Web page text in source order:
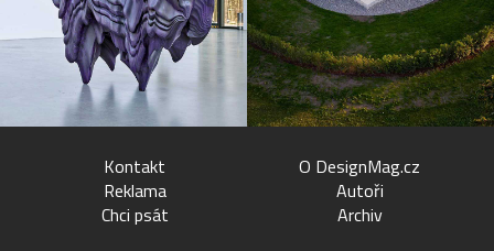
Kontakt
Reklama
Chci psát
O DesignMag.cz
Autoři
Archiv